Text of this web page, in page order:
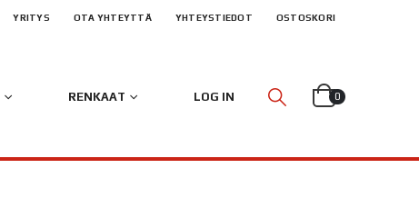
YRITYS OTA YHTEYTTÄ YHTEYSTIEDOT OSTOSKORI
RENKAAT LOG IN 0